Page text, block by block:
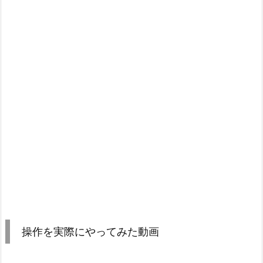
操作を実際にやってみた動画